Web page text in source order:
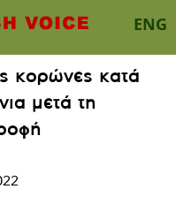
ENG
κορώνες κατά
μετά τη